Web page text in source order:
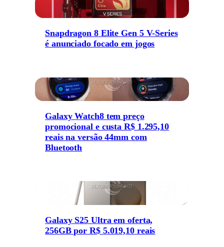
Snapdragon 8 Elite Gen 5 V-Series
é anunciado focado em jogos
Galaxy Watch8 tem preço
promocional e custa R$ 1.295,10
reais na versão 44mm com
Bluetooth
Galaxy S25 Ultra em oferta,
256GB por R$ 5.019,10 reais